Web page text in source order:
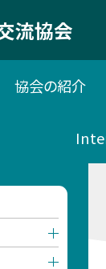
流協会
協会の紹介